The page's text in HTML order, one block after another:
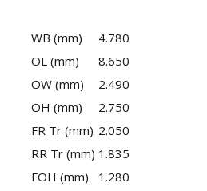
WB (mm)
4.780
OL (mm)
8.650
OW (mm)
2.490
OH (mm)
2.750
FR Tr (mm) 2.050
RR Tr (mm) 1.835
FOH (mm)
1.280